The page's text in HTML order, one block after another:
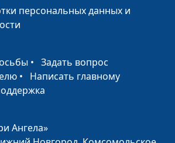
Эдуард Егизарян,
священнослужитель
персональных данных и
• Задать вопрос
• Написать главному
Ангела»